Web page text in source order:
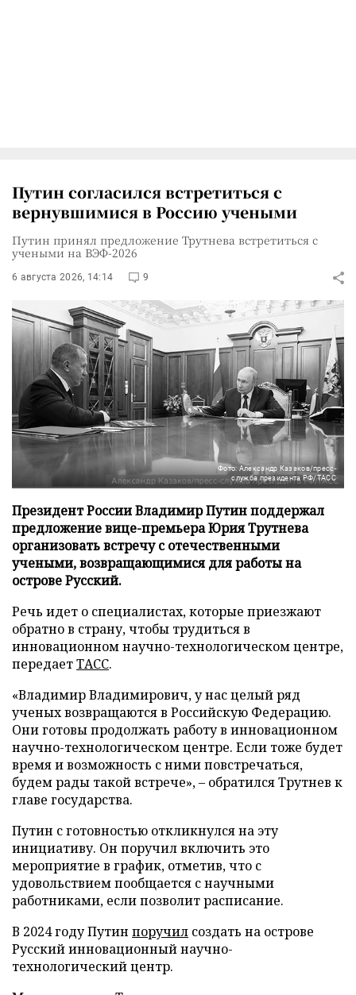
Путин согласился встретиться с
вернувшимися в Россию учеными
Путин принял предложение Трутнева встретиться с
учеными на ВЭФ-2026
6 августа 2026, 14:14 9
Фото: Александр Казаков/пресс-
служба президента РФ/ТАСС
Президент России Владимир Путин поддержал
предложение вице-премьера Юрия Трутнева
организовать встречу с отечественными
учеными, возвращающимися для работы на
острове Русский.
Речь идет о специалистах, которые приезжают
обратно в страну, чтобы трудиться в
инновационном научно-технологическом центре,
передаетТАСС.
«Владимир Владимирович, у нас целый ряд
ученых возвращаются в Российскую Федерацию.
Они готовы продолжать работу в инновационном
научно-технологическом центре. Если тоже будет
время и возможность с ними повстречаться,
будем рады такой встрече», – обратился Трутнев к
главе государства.
Путин с готовностью откликнулся на эту
инициативу. Он поручил включить это
мероприятие в график, отметив, что с
удовольствием пообщается с научными
работниками, если позволит расписание.
В 2024 году Путин поручил создать на острове
Русский инновационный научно-
технологический центр.